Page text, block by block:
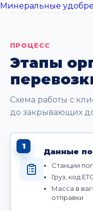
Минеральные
ПРОЦЕСС
Этапы
Схема работы с
до закрывающих
1
Данные
Станции
Груз, код
Масса в
отправки